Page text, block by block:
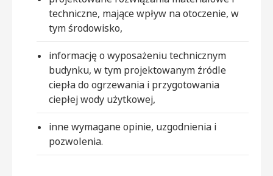
techniczne, mające wpływ na otoczenie, w
tym środowisko,
informację o wyposażeniu technicznym
budynku, w tym projektowanym źródle
ciepła do ogrzewania i przygotowania
ciepłej wody użytkowej,
inne wymagane opinie, uzgodnienia i
pozwolenia.